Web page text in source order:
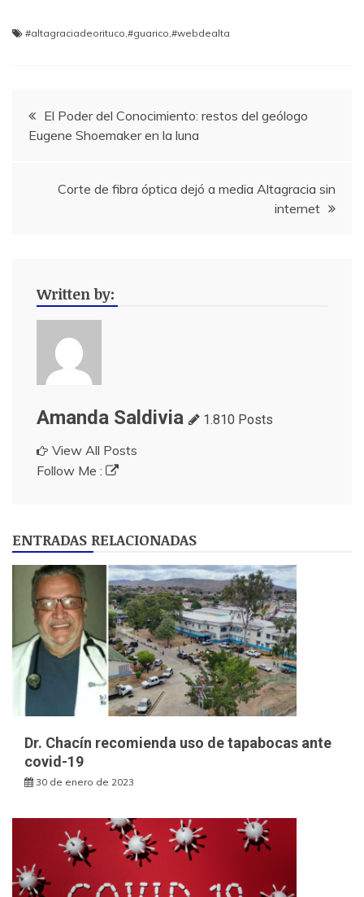
#altagraciadeorituco #guarico #webdealta
Navegación
de
entradas
El Poder del Conocimiento: restos del geólogo
Eugene Shoemaker en la luna
Corte de fibra óptica dejó a media Altagracia sin
internet
Written by:
Amanda Saldivia 1.810 Posts
View All Posts
Follow Me :
ENTRADAS RELACIONADAS
Dr. Chacín recomienda uso de tapabocas ante
covid-19
30 de enero de 2023